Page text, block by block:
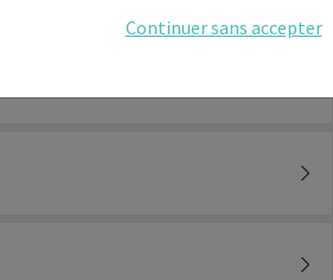
Continuer sans accepter